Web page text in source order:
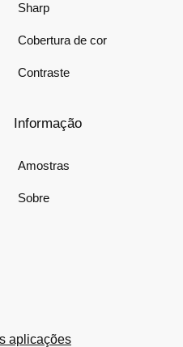
Sharp
Cobertura de cor
Contraste
Informação
Amostras
Sobre
aplicações